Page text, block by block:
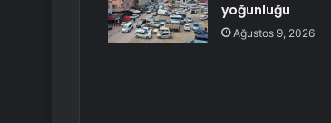
yoğunluğu
Ağustos 9, 2026